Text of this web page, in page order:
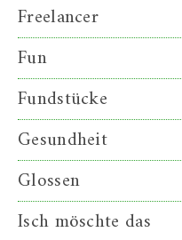
Freelancer
Fun
Fundstücke
Gesundheit
Glossen
Isch möschte das